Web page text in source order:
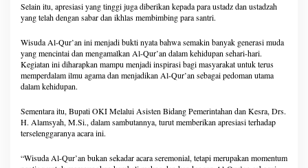
Selain itu, apresiasi yang tinggi juga diberikan kepada para ustadz dan ustadzah
yang telah dengan sabar dan ikhlas membimbing para santri.
Wisuda Al-Qur’an ini menjadi bukti nyata bahwa semakin banyak generasi muda
yang mencintai dan mengamalkan Al-Qur’an dalam kehidupan sehari-hari.
Kegiatan ini diharapkan mampu menjadi inspirasi bagi masyarakat untuk terus
memperdalam ilmu agama dan menjadikan Al-Qur’an sebagai pedoman utama
dalam kehidupan.
Sementara itu, Bupati OKI Melalui Asisten Bidang Pemerintahan dan Kesra, Drs.
H. Alamsyah, M.Si., dalam sambutannya, turut memberikan apresiasi terhadap
terselenggaranya acara ini.
“Wisuda Al-Qur’an bukan sekadar acara seremonial, tetapi merupakan momentum